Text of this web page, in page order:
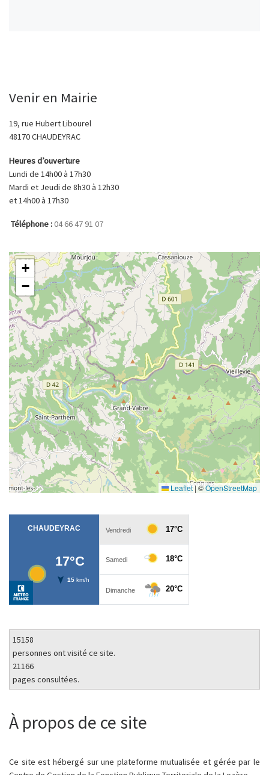
Venir en Mairie
19, rue Hubert Libourel
48170 CHAUDEYRAC
Heures d’ouverture
Lundi de 14h00 à 17h30
Mardi et Jeudi de 8h30 à 12h30
et 14h00 à 17h30
Téléphone :04 66 47 91 07
+
−
Leaflet|©OpenStreetMap
15158
personnes ont visité ce site.
21166
pages consultées.
À propos de ce site
Ce site est hébergé sur une plateforme mutualisée et gérée par le